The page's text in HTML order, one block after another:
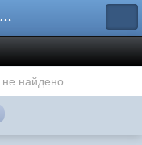
Форум владельцев интернет-магазинов
найдено.